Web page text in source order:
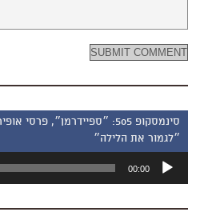
סינמסקופ 505: ״ספיידרמן״,
״לגמור את הלילה״
אודיו
00:00